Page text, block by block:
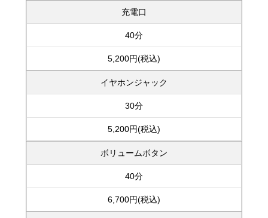
充電口
40分
5,200円(税込)
イヤホンジャック
30分
5,200円(税込)
ボリュームボタン
40分
6,700円(税込)